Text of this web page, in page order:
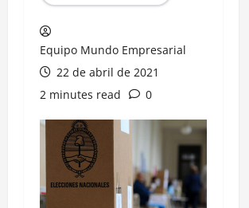
Equipo Mundo Empresarial
22 de abril de 2021
2 minutes read
0